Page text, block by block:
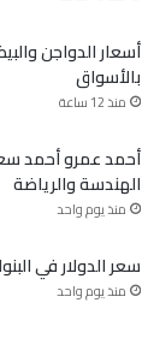
أسعار الدواجن
بالأسواق
منذ 12 ساعة
أحمد عمرو أحمد
الهندسة والرياضة
منذ يوم واحد
سعر الدولار في
منذ يوم واحد